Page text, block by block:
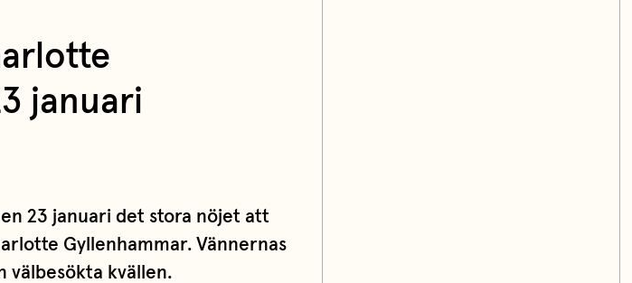
januari
23 januari det stora nöjet att
Gyllenhammar. Vännernas
välbesökta kvällen.